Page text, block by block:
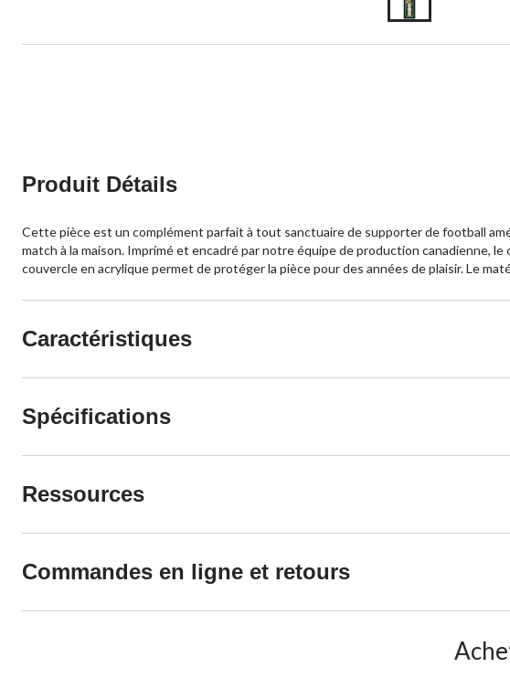
Produit Détails
Cette pièce est un complément parfait à tout sanctuaire de supporter de football
match à la maison. Imprimé et encadré par notre équipe de production canadienne,
couvercle en acrylique permet de protéger la pièce pour des années de plaisir. Le
Caractéristiques
Spécifications
Ressources
Commandes en ligne et retours